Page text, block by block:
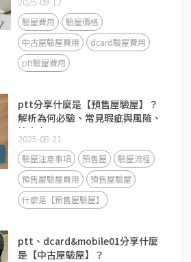
驗屋費用
驗屋價格
中古屋驗屋費用
dcard驗屋費用
ptt驗屋費用
ptt分享什麼是【預售屋驗屋】？
解析為何必驗、常見瑕疵與風險、
注意事項！
2025-08-21
驗屋注意事項 預售屋
驗屋流程
預售屋驗屋費用
預售屋驗屋
什麼是【預售屋驗屋】
ptt、dcard&mobile01分享什麼
是【中古屋驗屋】？